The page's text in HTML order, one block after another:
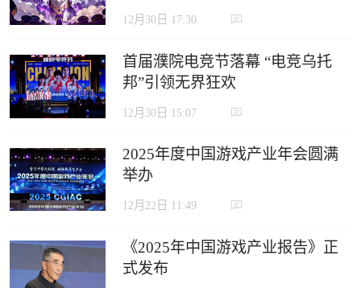
12月30日 17:30
首届濮院电竞节落幕 “电竞乌托
邦”引领无界狂欢
12月30日 15:07
2025年度中国游戏产业年会圆满
举办
12月22日 11:49
《2025年中国游戏产业报告》正
式发布